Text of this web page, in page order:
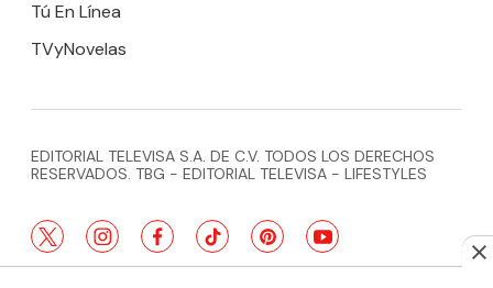
Tú En Línea
TVyNovelas
EDITORIAL TELEVISA S.A. DE C.V. TODOS LOS DERECHOS
RESERVADOS. TBG - EDITORIAL TELEVISA - LIFESTYLES
twitterinstagramfacebooktiktokpinterestyoutube